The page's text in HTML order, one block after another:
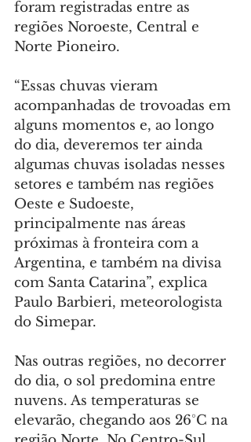
foram registradas entre as
regiões Noroeste, Central e
Norte Pioneiro.
“Essas chuvas vieram
acompanhadas de trovoadas em
alguns momentos e, ao longo
do dia, deveremos ter ainda
algumas chuvas isoladas nesses
setores e também nas regiões
Oeste e Sudoeste,
principalmente nas áreas
próximas à fronteira com a
Argentina, e também na divisa
com Santa Catarina”, explica
Paulo Barbieri, meteorologista
do Simepar.
Nas outras regiões, no decorrer
do dia, o sol predomina entre
nuvens. As temperaturas se
elevarão, chegando aos 26°C na